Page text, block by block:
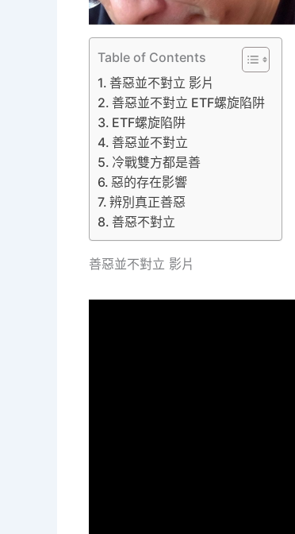
Table of Contents
善惡並不對立 影片
善惡並不對立 ETF螺旋陷阱
ETF螺旋陷阱
善惡並不對立
冷戰雙方都是善
惡的存在影響
辨別真正善惡
善惡不對立
善惡並不對立 影片